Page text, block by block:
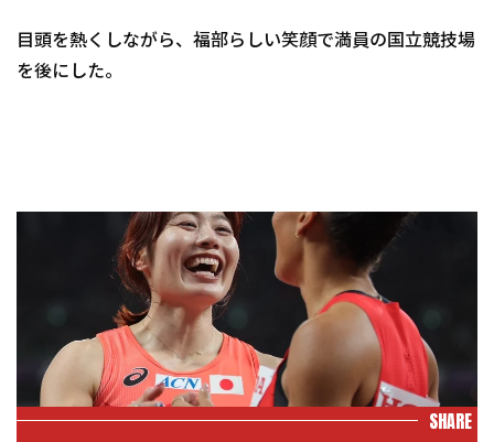
目頭を熱くしながら、福部らしい笑顔で満員の国立競技場
を後にした。
SHARE